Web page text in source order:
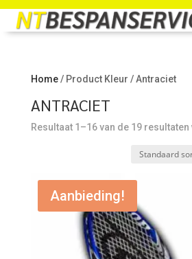
Home/ Product Kleur / Antraciet
ANTRACIET
Resultaat 1–16 van de 19
Aanbieding!